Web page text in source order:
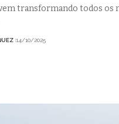
transformando todos os
14/10/2025